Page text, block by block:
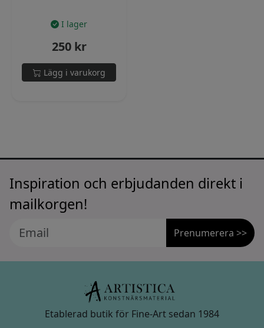
I lager
250 kr
Lägg i varukorg
Inspiration och erbjudanden direkt i
mailkorgen!
Prenumerera >>
Etablerad butik för Fine-Art sedan 1984